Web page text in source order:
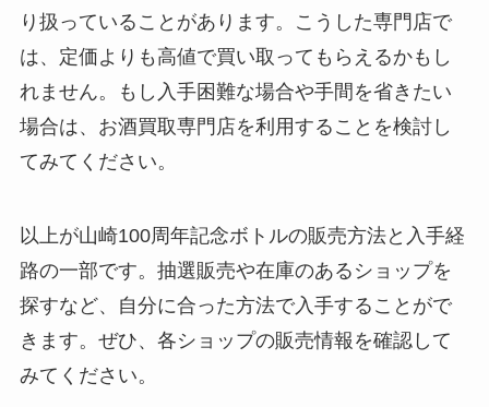
り扱っていることがあります。こうした専門店で
は、定価よりも高値で買い取ってもらえるかもし
れません。もし入手困難な場合や手間を省きたい
場合は、お酒買取専門店を利用することを検討し
てみてください。
以上が山崎100周年記念ボトルの販売方法と入手経
路の一部です。抽選販売や在庫のあるショップを
探すなど、自分に合った方法で入手することがで
きます。ぜひ、各ショップの販売情報を確認して
みてください。